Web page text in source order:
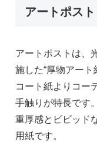
アートポスト
アートポストは、
施した“厚物アート
コート紙よりコー
手触りが特長です。
重厚感とビビッド
用紙です。